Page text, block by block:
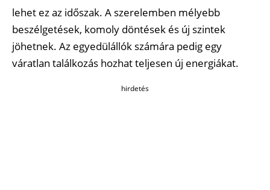
lehet ez az időszak. A szerelemben mélyebb
beszélgetések, komoly döntések és új szintek
jöhetnek. Az egyedülállók számára pedig egy
váratlan találkozás hozhat teljesen új energiákat.
hirdetés